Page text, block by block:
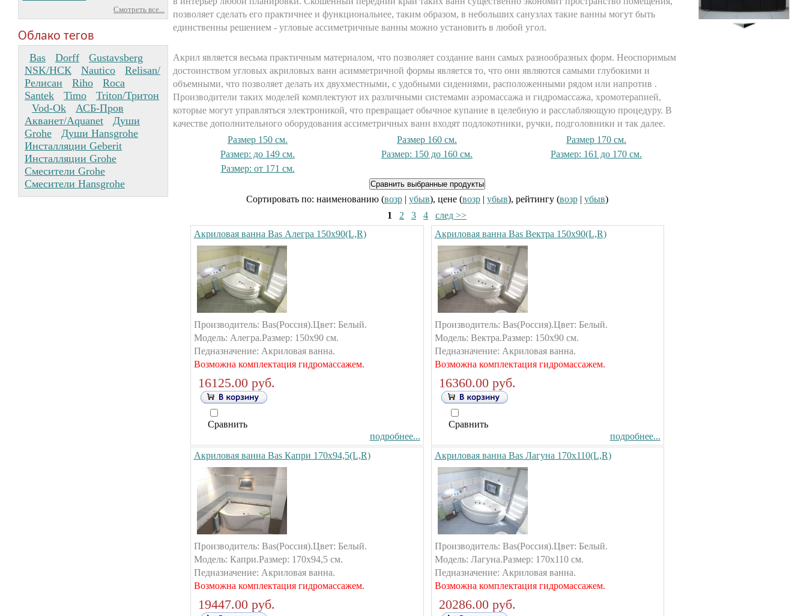
Смотреть все...
Облако тегов
Bas Dorff
Gustavsberg
NSK/НСК
Nautico
Relisan/
Релисан
Riho
Roca
Santek
Timo
Triton/Тритон
Vod-Ok
АСБ-Пров
Акванет/Aquanet
Души
Grohe
Души Hansgrohe
Инсталляции Geberit
Инсталляции Grohe
Смесители Grohe
Смесители Hansgrohe
позволяет сделать его практичнее и функциональнее, таким образом, в небольших санузлах такие ванны могут быть
единственны решением - угловые ассиметричные ванны можно установить в любой угол.
Акрил является весьма практичным материалом, что позволяет создание ванн самых разнообразных форм. Неоспоримым
достоинством угловых акриловых ванн асимметричной формы является то, что они являются самыми глубокими и
объемными, что позволяет делать их двухместными, с удобными сидениями, расположенными рядом или напротив .
Производители таких моделей комплектуют их различными системами аэромассажа и гидромассажа, хромотерапией,
которые могут управляться электроникой, что превращает обычное купание в целебную и расслабляющую процедуру. В
качестве дополнительного оборудования ассиметричных ванн входят подлокотники, ручки, подголовники и так далее.
Размер 150 см.
Размер 160 см.
Размер 170 см.
Размер: до 149 см.
Размер: 150 до 160 см.
Размер: 161 до 170 см.
Размер: от 171 см.
Сортировать по: наименованию (возр| убыв), цене (возр| убыв), рейтингу (возр| убыв)
1
2 3 4
след >>
Акриловая ванна Bas Алегра 150х90(L,R)
Производитель: Bas(Россия).Цвет: Белый.
Модель: Алегра.Размер: 150х90 см.
Педназначение: Акриловая ванна.
Возможна комплектация гидромассажем.
16125.00 руб.
Сравнить
подробнее...
Акриловая ванна Bas Вектра 150х90(L,R)
Производитель: Bas(Россия).Цвет: Белый.
Модель: Вектра.Размер: 150х90 см.
Педназначение: Акриловая ванна.
Возможна комплектация гидромассажем.
16360.00 руб.
Сравнить
подробнее...
Акриловая ванна Bas Капри 170х94,5(L,R)
Производитель: Bas(Россия).Цвет: Белый.
Модель: Капри.Размер: 170х94,5 см.
Педназначение: Акриловая ванна.
Возможна комплектация гидромассажем.
19447.00 руб.
Акриловая ванна Bas Лагуна 170х110(L,R)
Производитель: Bas(Россия).Цвет: Белый.
Модель: Лагуна.Размер: 170х110 см.
Педназначение: Акриловая ванна.
Возможна комплектация гидромассажем.
20286.00 руб.
Экран под ванну